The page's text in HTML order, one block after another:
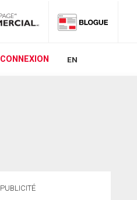
CONNEXION EN
PUBLICITÉ